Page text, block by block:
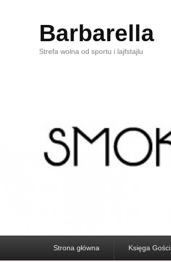
Barbarella
Strefa wolna od sportu i lajfstajlu
Strona główna Księga Gości